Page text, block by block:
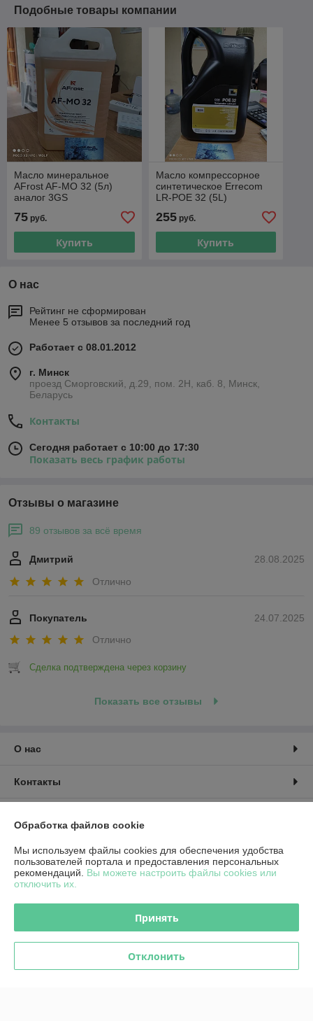
Подобные товары компании
Масло минеральное
AFrost AF-MO 32 (5л)
аналог 3GS
75 руб.
Купить
Масло компрессорное
синтетическое Errecom
LR-POE 32 (5L)
255руб.
Купить
О нас
Рейтинг не сформирован
Менее 5 отзывов за последний год
Работает с 08.01.2012
г. Минск
проезд Сморговский, д.29, пом. 2Н, каб. 8, Минск,
Беларусь
Контакты
Сегодня работает с 10:00 до 17:30
Показать весь график работы
Отзывы о магазине
89 отзывов за всё время
28.08.2025
Дмитрий
Отлично
24.07.2025
Покупатель
Отлично
Сделка подтверждена через корзину
Показать все отзывы
О нас
Контакты
График работы
Полная версия сайта
Политика обработки cookies
Сайт создан на платформе Deal.by
Обработка файлов cookie
Мы используем файлы cookies для обеспечения удобства
пользователей портала и предоставления персональных
рекомендаций. Вы можете настроить файлы cookies или
отключить их.
Принять
Отклонить